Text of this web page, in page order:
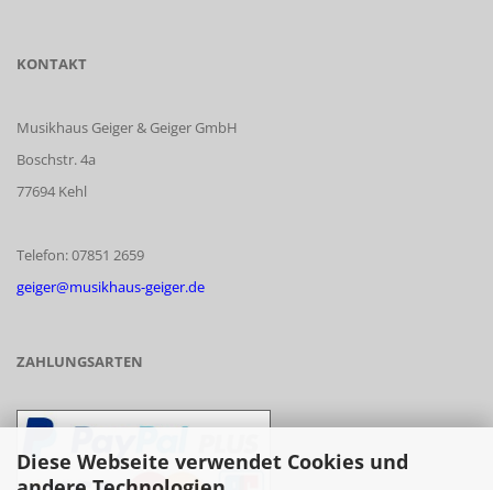
Diese Webseite verwendet Cookies und
KONTAKT
Musikhaus Geiger & Geiger GmbH
Boschstr. 4a
77694 Kehl
Telefon: 07851 2659
geiger@musikhaus-geiger.de
ZAHLUNGSARTEN